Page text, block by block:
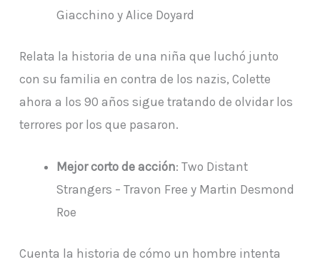
Giacchino y Alice Doyard
Relata la historia de una niña que luchó junto
con su familia en contra de los nazis, Colette
ahora a los 90 años sigue tratando de olvidar los
terrores por los que pasaron.
Mejor corto de acción: Two Distant
Strangers – Travon Free y Martin Desmond
Roe
Cuenta la historia de cómo un hombre intenta